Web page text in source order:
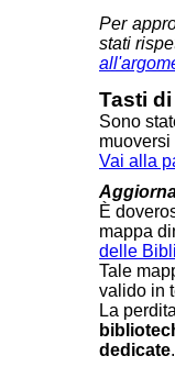
Per
stati
Tasti
Sono
Vai alla
È
mappa
delle
Tale
valido in
La
dedicate.